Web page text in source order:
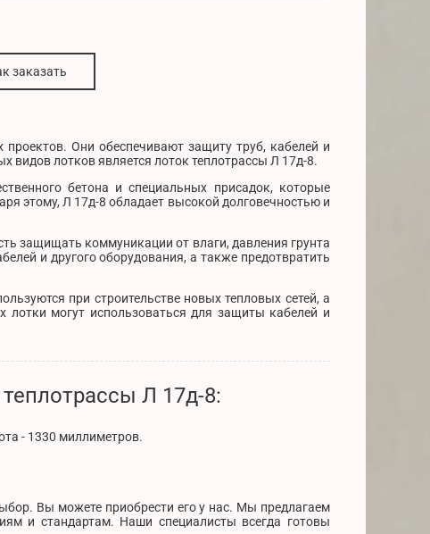
заказать
Они обеспечивают защиту труб, кабелей и
видов лотков является лоток теплотрассы Л 17д-8.
бетона и специальных присадок, которые
этому, Л 17д-8 обладает высокой долговечностью и
защищать коммуникации от влаги, давления грунта
и другого оборудования, а также предотвратить
при строительстве новых тепловых сетей, а
могут использоваться для защиты кабелей и
Л 17д-8:
- 1330 миллиметров.
Вы можете приобрести его у нас. Мы предлагаем
и стандартам. Наши специалисты всегда готовы